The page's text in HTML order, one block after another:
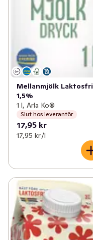
Mellanmjölk Laktosfri
1,5%
1 l, Arla Ko®
Slut hos leverantör
17,95 kr
17,95 kr /l